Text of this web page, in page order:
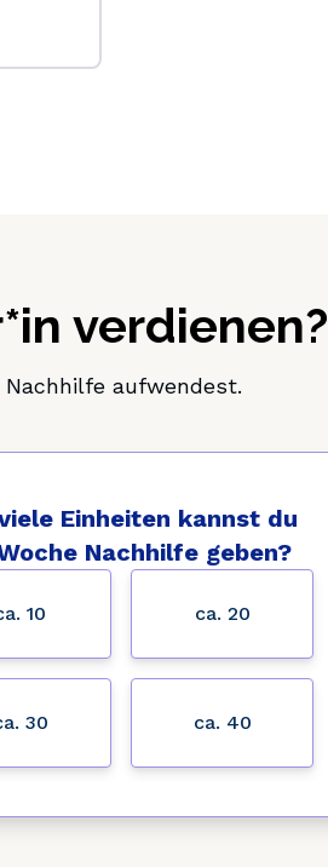
verdienen?
aufwendest.
Einheiten kannst du
Nachhilfe geben?
10 ca. 20
30 ca. 40